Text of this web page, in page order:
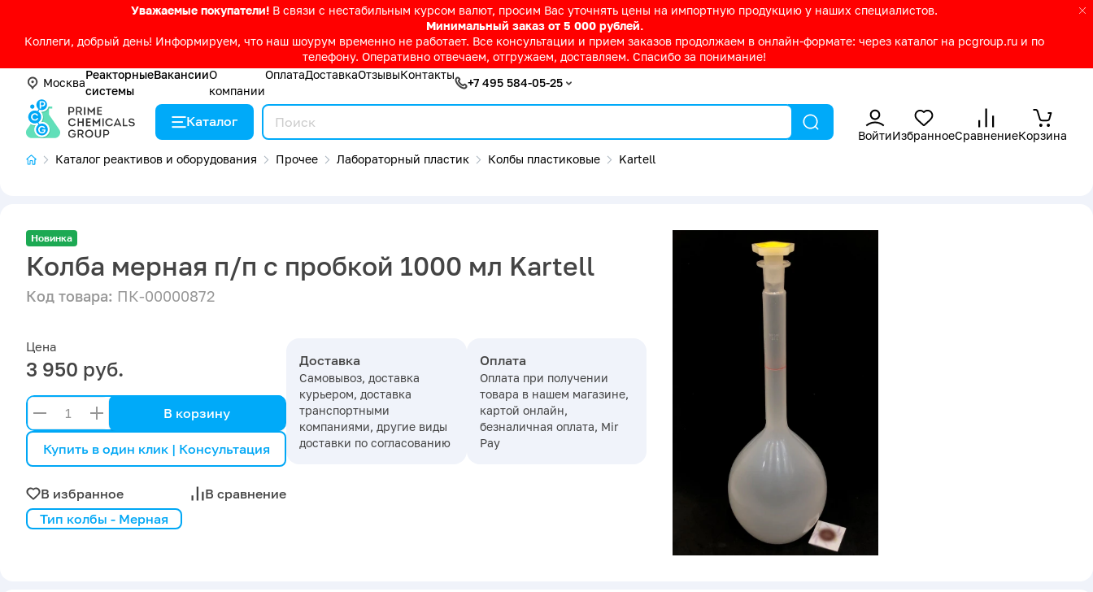
Уважаемые покупатели! В связи с нестабильным курсом валют, просим Вас уточнять цены на импортную продукцию у наших специалистов.
Минимальный заказ от 5 000 рублей.
Коллеги, добрый день! Информируем, что наш шоурум временно не работает. Все консультации и прием заказов продолжаем в онлайн-формате: через каталог на pcgroup.ru и по
телефону. Оперативно отвечаем, отгружаем, доставляем. Спасибо за понимание!
Москва
Реакторные
системы
ВакансииО
компании
ОплатаДоставкаОтзывыКонтакты
+7 495 584-05-25
Каталог
ВойтиИзбранноеСравнениеКорзина
Каталог реактивов и оборудования
Прочее Лабораторный пластик Колбы пластиковые Kartell
Новинка
Колба мерная п/п с пробкой 1000 мл Kartell
Код товара: ПК-00000872
Цена
3 950 руб.
В корзину
Купить в один клик | Консультация
В избранное В сравнение
Доставка
Самовывоз, доставка
курьером, доставка
транспортными
компаниями, другие виды
доставки по согласованию
Оплата
Оплата при получении
товара в нашем магазине,
картой онлайн,
безналичная оплата, Mir
Pay
Тип колбы - Мерная